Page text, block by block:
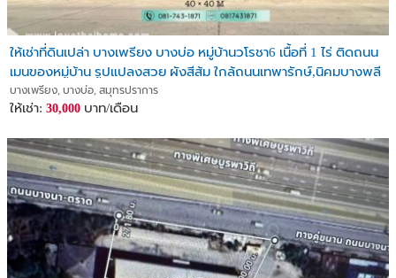
ให้เช่าที่ดินเปล่า บางเพรียง บางบ่อ หมู่บ้านวโรชา6 เนื้อที่ 1 ไร่ ติดถนน
เมนของหมู่บ้าน รูปแปลงสวย ผังสีส้ม ใกล้ถนนเทพารักษ์,นิคมบางพลี
ใหม่
บางเพรียง, บางบ่อ, สมุทรปราการ
ให้เช่า: 30,000 บาท/เดือน